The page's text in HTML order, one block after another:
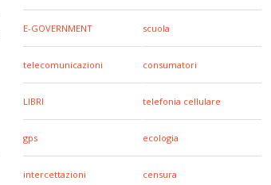
E-GOVERNMENT scuola
telecomunicazioni consumatori
LIBRI telefonia cellulare
gps ecologia
intercettazioni censura